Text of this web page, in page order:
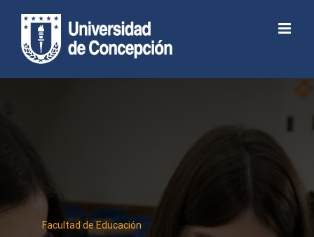
Abrir barra de herramientas
content
Facultad de Educación